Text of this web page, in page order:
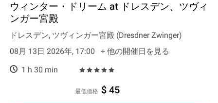
ウィンター・ドリーム at ドレスデン、ツヴィ
ンガー宮殿
ドレスデン, ツヴィンガー宮殿 (Dresdner Zwinger)
08月 13日 2026年, 17:00
+ 他の開催日を見る
1 h 30 min
最低価格 $ 45